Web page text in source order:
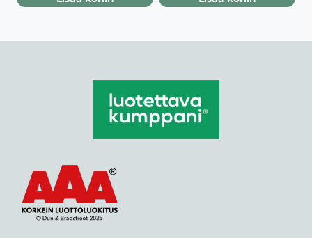
89,90 €.75,00 €.
54,90 €.34,90 €.